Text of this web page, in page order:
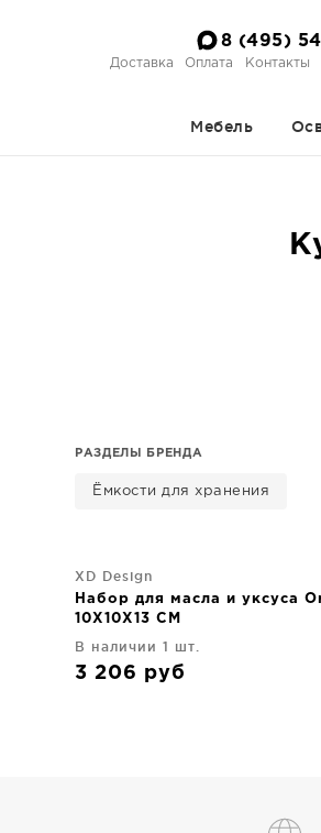
8 (495)
Доставка Оплата Контакты
Мебель
РАЗДЕЛЫ БРЕНДА
Ёмкости для хранения
XD Design
Набор для масла и уксуса
10X10X13 CM
В наличии 1 шт.
3 206 руб